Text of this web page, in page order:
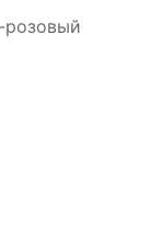
розовый